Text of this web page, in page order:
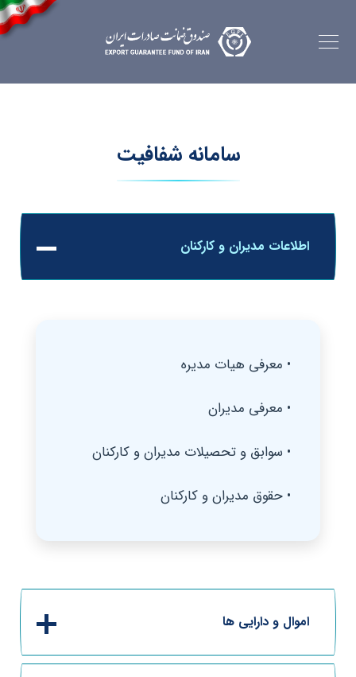
سامانه شفافیت
اطلاعات مدیران و کارکنان
• معرفی هیات مدیره
• معرفی مدیران
• سوابق و تحصیلات مدیران و کارکنان
• حقوق مدیران و کارکنان
اموال و دارایی ها